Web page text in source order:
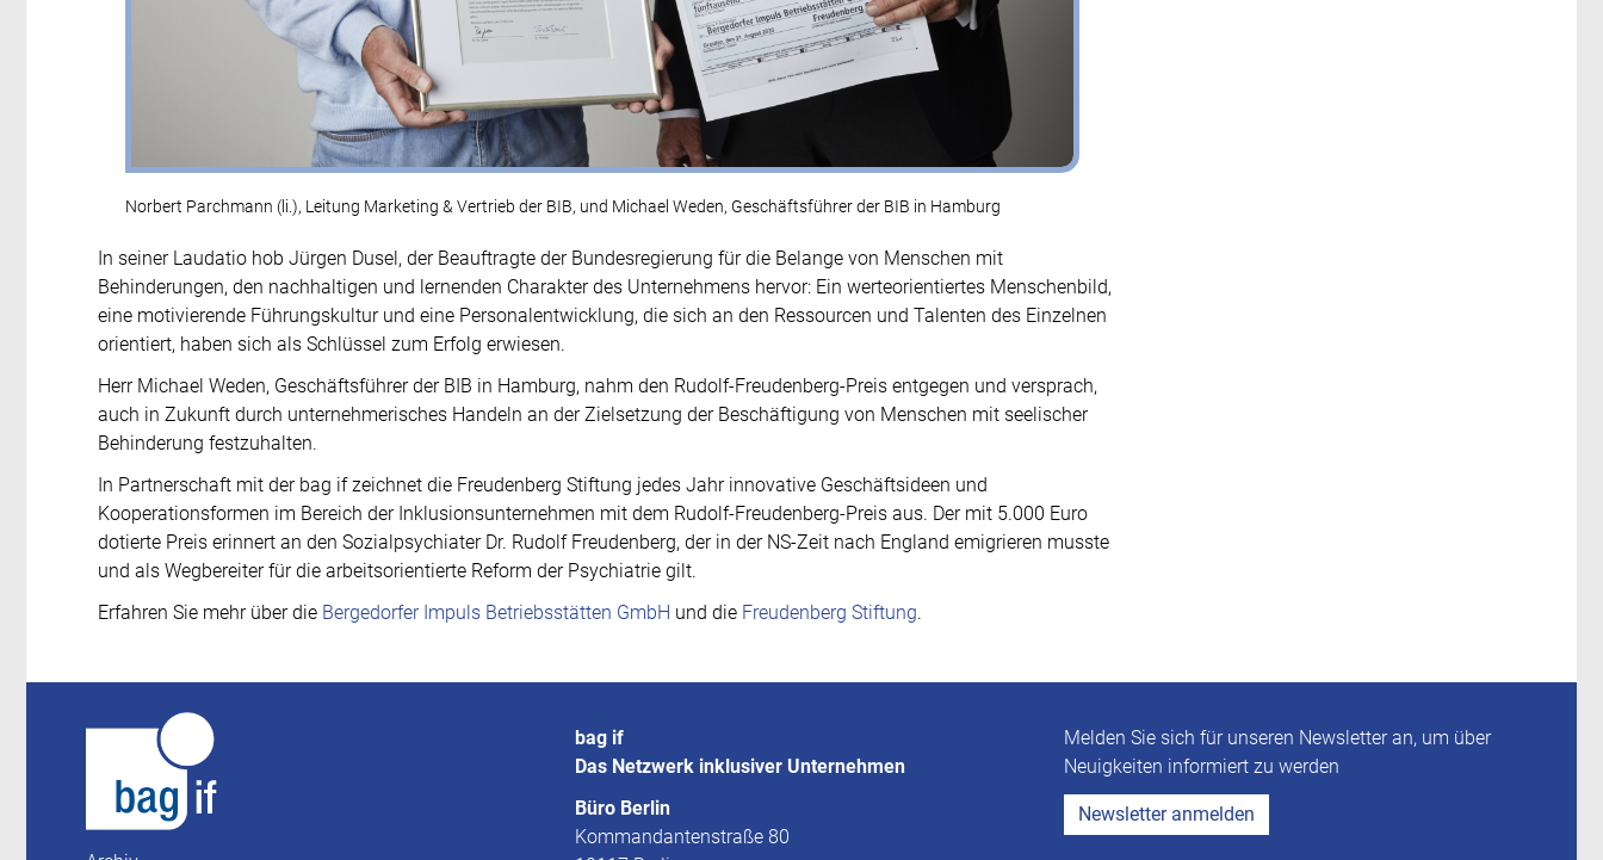
Norbert Parchmann (li.), Leitung Marketing & Vertrieb der BIB, und Michael Weden, Geschäftsführer der BIB in Hamburg
In seiner Laudatio hob Jürgen Dusel, der Beauftragte der Bundesregierung für die Belange von Menschen mit
Behinderungen, den nachhaltigen und lernenden Charakter des Unternehmens hervor: Ein werteorientiertes Menschenbild,
eine motivierende Führungskultur und eine Personalentwicklung, die sich an den Ressourcen und Talenten des Einzelnen
orientiert, haben sich als Schlüssel zum Erfolg erwiesen.
Herr Michael Weden, Geschäftsführer der BIB in Hamburg, nahm den Rudolf-Freudenberg-Preis entgegen und versprach,
auch in Zukunft durch unternehmerisches Handeln an der Zielsetzung der Beschäftigung von Menschen mit seelischer
Behinderung festzuhalten.
In Partnerschaft mit der bag if zeichnet die Freudenberg Stiftung jedes Jahr innovative Geschäftsideen und
Kooperationsformen im Bereich der Inklusionsunternehmen mit dem Rudolf-Freudenberg-Preis aus. Der mit 5.000 Euro
dotierte Preis erinnert an den Sozialpsychiater Dr. Rudolf Freudenberg, der in der NS-Zeit nach England emigrieren musste
und als Wegbereiter für die arbeitsorientierte Reform der Psychiatrie gilt.
Erfahren Sie mehr über die Bergedorfer Impuls Betriebsstätten GmbH und die Freudenberg Stiftung.
bag if
Das Netzwerk inklusiver Unternehmen
Büro Berlin
Kommandantenstraße 80
Melden Sie sich für unseren Newsletter an, um über
Neuigkeiten informiert zu werden
Newsletter anmelden